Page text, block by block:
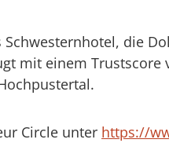
die
mit einem
Circle unter https://